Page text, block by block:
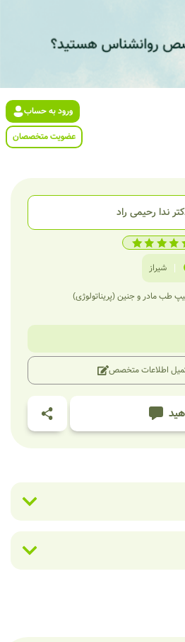
ورود به حساب
عضویت متخصصان
ندا رحیمی راد
| شیراز
طب مادر و جنین (پریناتولوژی)
اطلاعات متخصص